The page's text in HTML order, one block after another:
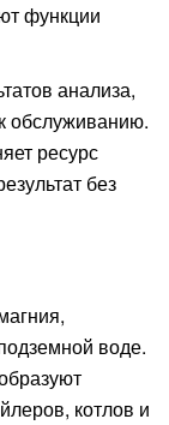
функции
анализа,
обслуживанию.
ресурс
без
воде.
котлов и